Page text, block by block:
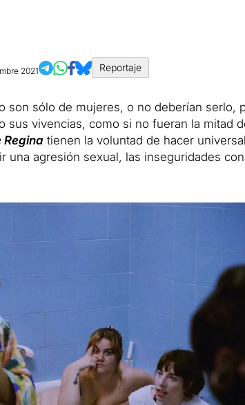
2021 Reportaje
son sólo de mujeres, o no deberían serlo,
sus vivencias, como si no fueran la mitad
Regina tienen la voluntad de hacer
una agresión sexual, las inseguridades